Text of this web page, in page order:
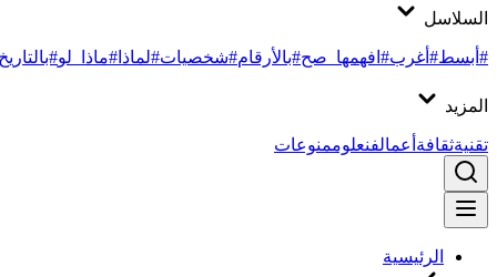
السلاسل
#أبسط#أغرب#افهمها_صح#بالأرقام#شخصيات#لماذا #ماذا_لو#بالتاريخ
المزيد
تقنيةثقافةأعمالفنعلوممنوعات
الرئيسية